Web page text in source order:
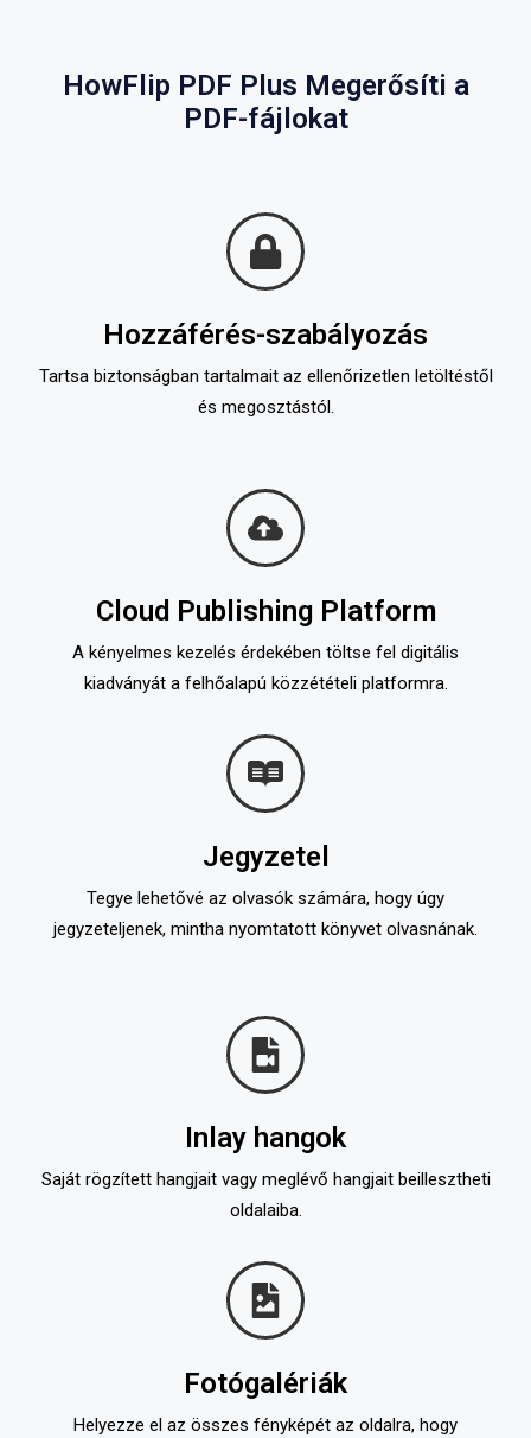
HowFlip PDF Plus Megerősíti a
PDF-fájlokat
Hozzáférés-szabályozás
Tartsa biztonságban tartalmait az ellenőrizetlen letöltéstől
és megosztástól.
Cloud Publishing Platform
A kényelmes kezelés érdekében töltse fel digitális
kiadványát a felhőalapú közzétételi platformra.
Jegyzetel
Tegye lehetővé az olvasók számára, hogy úgy
jegyzeteljenek, mintha nyomtatott könyvet olvasnának.
Inlay hangok
Saját rögzített hangjait vagy meglévő hangjait beillesztheti
oldalaiba.
Fotógalériák
Helyezze el az összes fényképét az oldalra, hogy